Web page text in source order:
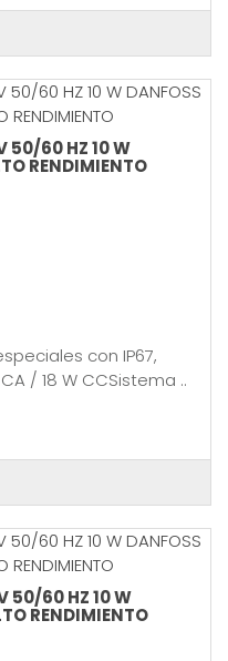
50/60 HZ 10 W
RENDIMIENTO
con IP67,
/ 18 W CCSistema ..
50/60 HZ 10 W
RENDIMIENTO